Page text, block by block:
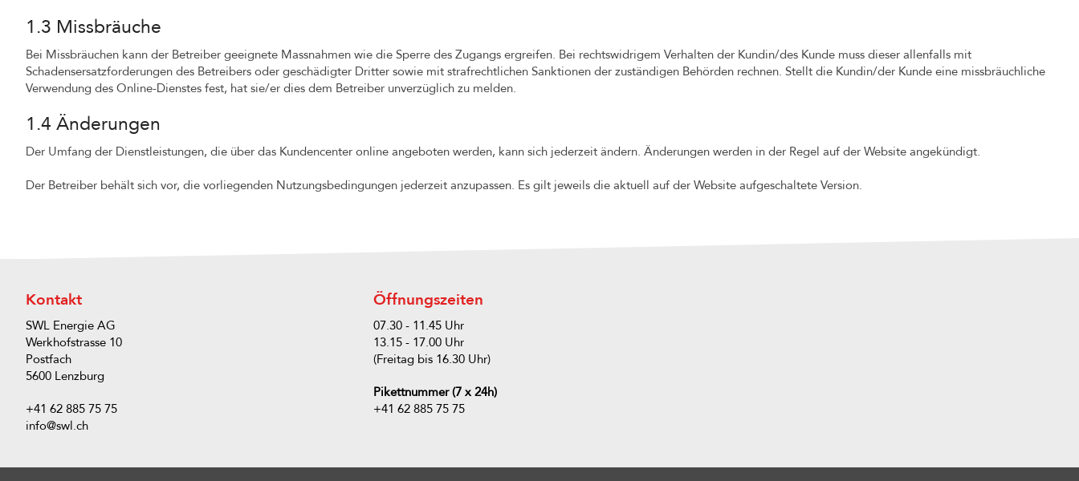
1.3 Missbräuche
Bei Missbräuchen kann der Betreiber geeignete Massnahmen wie die Sperre des Zugangs ergreifen. Bei rechtswidrigem Verhalten der Kundin/des Kunde muss dieser allenfalls mit
Schadensersatzforderungen des Betreibers oder geschädigter Dritter sowie mit strafrechtlichen Sanktionen der zuständigen Behörden rechnen. Stellt die Kundin/der Kunde eine missbräuchliche
Verwendung des Online-Dienstes fest, hat sie/er dies dem Betreiber unverzüglich zu melden.
1.4 Änderungen
Der Umfang der Dienstleistungen, die über das Kundencenter online angeboten werden, kann sich jederzeit ändern. Änderungen werden in der Regel auf der Website angekündigt.
Der Betreiber behält sich vor, die vorliegenden Nutzungsbedingungen jederzeit anzupassen. Es gilt jeweils die aktuell auf der Website aufgeschaltete Version.
Kontakt
SWL Energie AG
Werkhofstrasse 10
Postfach
5600 Lenzburg
+41 62 885 75 75
info@swl.ch
Öffnungszeiten
07.30 - 11.45 Uhr
13.15 - 17.00 Uhr
(Freitag bis 16.30 Uhr)
Pikettnummer (7 x 24h)
+41 62 885 75 75